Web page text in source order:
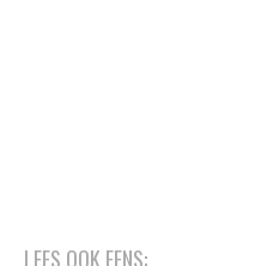
LEES OOK EENS: